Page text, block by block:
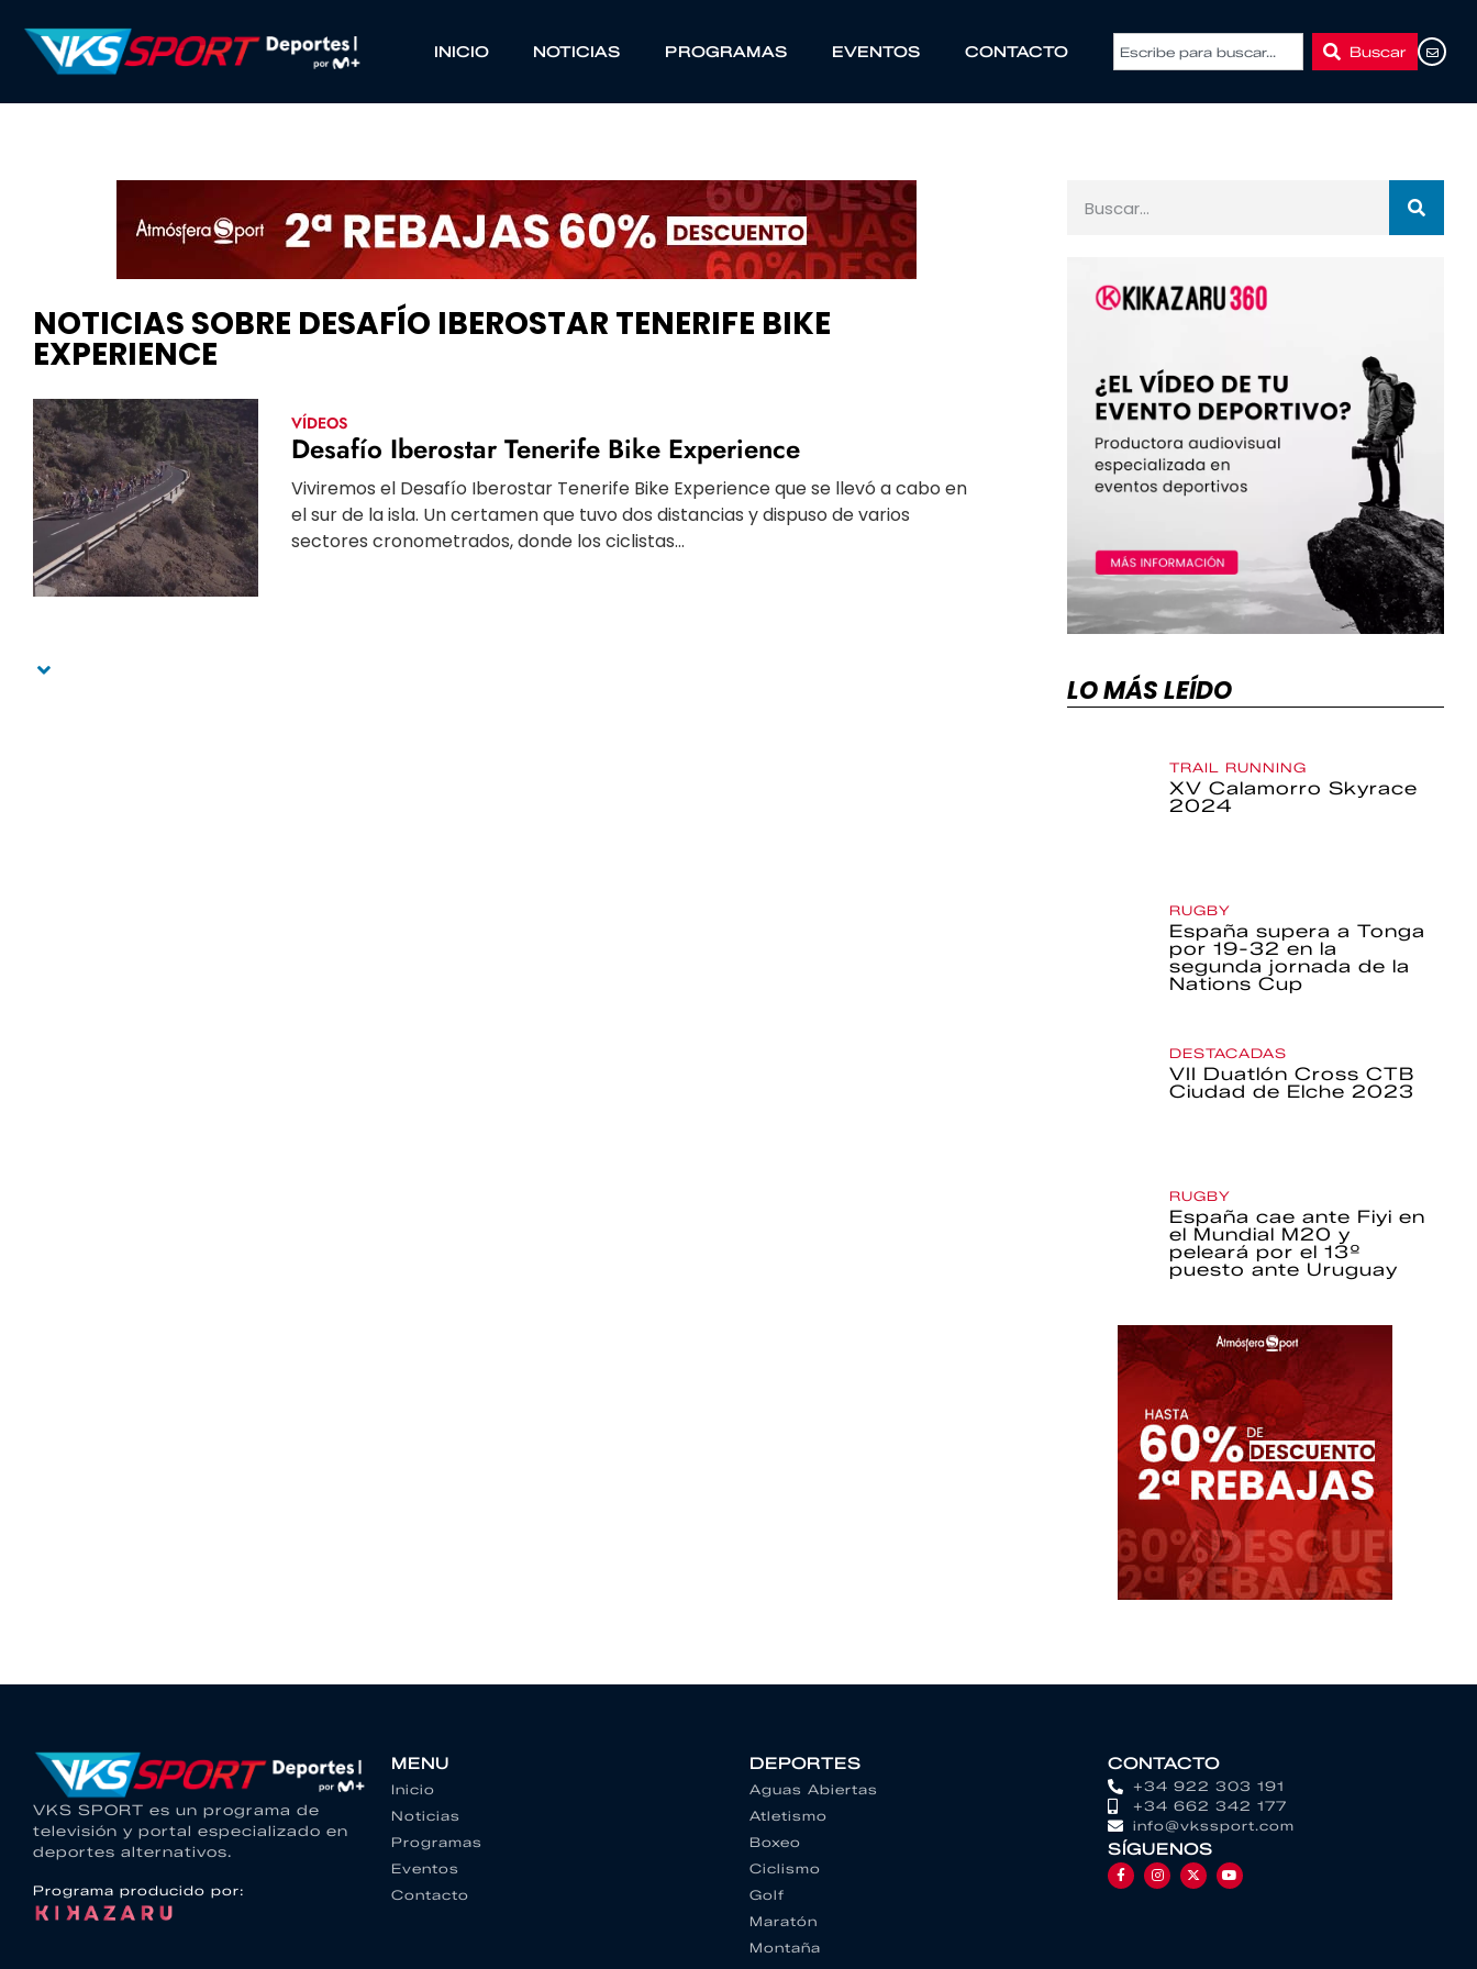
INICIO NOTICIAS PROGRAMAS EVENTOS CONTACTO Buscar
NOTICIAS SOBRE DESAFÍO IBEROSTAR TENERIFE BIKE
EXPERIENCE
VÍDEOS
Desafío Iberostar Tenerife Bike Experience
Viviremos el Desafío Iberostar Tenerife Bike Experience que se llevó a cabo en
el sur de la isla. Un certamen que tuvo dos distancias y dispuso de varios
sectores cronometrados, donde los ciclistas...
LO MÁS LEÍDO
TRAIL RUNNING
XV Calamorro Skyrace
2024
RUGBY
España supera a Tonga
por 19-32 en la
segunda jornada de la
Nations Cup
DESTACADAS
VII Duatlón Cross CTB
Ciudad de Elche 2023
RUGBY
España cae ante Fiyi en
el Mundial M20 y
peleará por el 13º
puesto ante Uruguay
VKS SPORT es un programa de
televisión y portal especializado en
deportes alternativos.
Programa producido por:
MENU
Inicio
Noticias
Programas
Eventos
Contacto
DEPORTES
Aguas Abiertas
Atletismo
Boxeo
Ciclismo
Golf
Maratón
Montaña
CONTACTO
+34 922 303 191
+34 662 342 177
info@vkssport.com
SÍGUENOS